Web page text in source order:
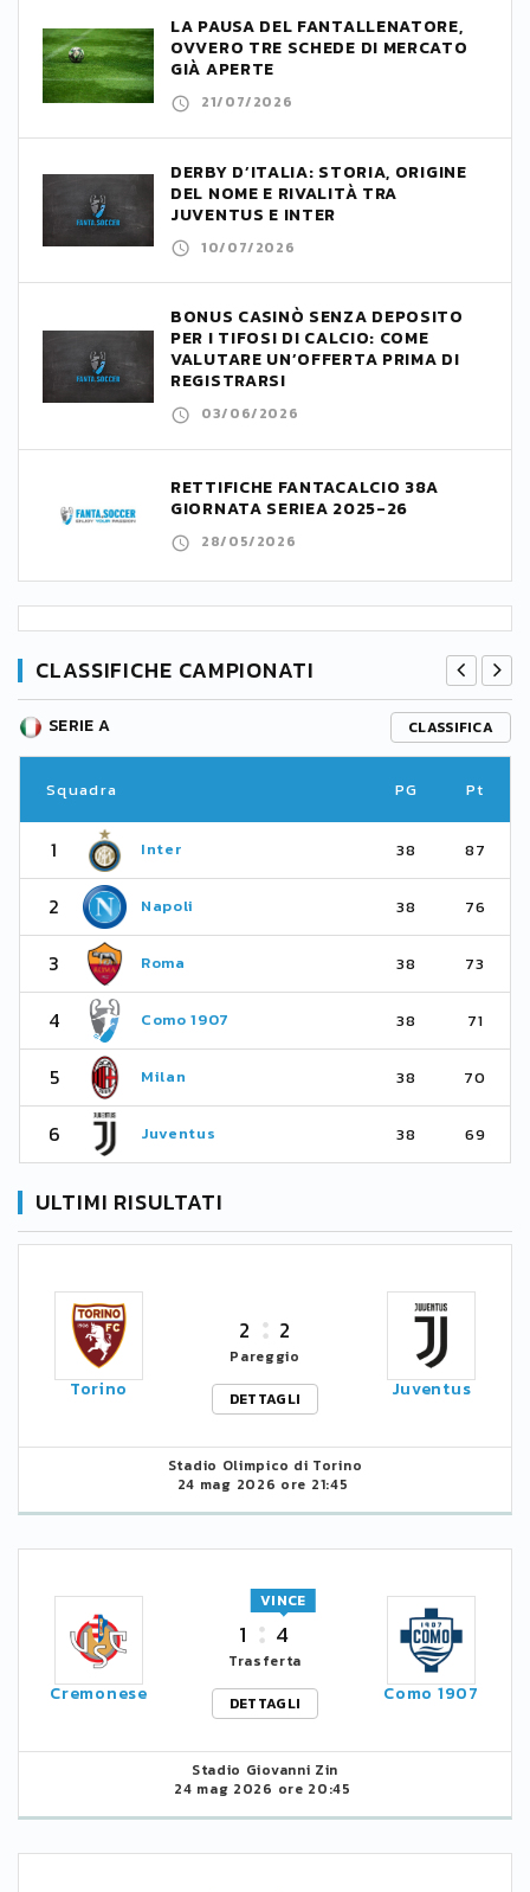
LA PAUSA DEL FANTALLENATORE,
OVVERO TRE SCHEDE DI MERCATO
GIÀ APERTE
21/07/2026
DERBY D’ITALIA: STORIA, ORIGINE
DEL NOME E RIVALITÀ TRA
JUVENTUS E INTER
10/07/2026
BONUS CASINÒ SENZA DEPOSITO
PER I TIFOSI DI CALCIO: COME
VALUTARE UN’OFFERTA PRIMA DI
REGISTRARSI
03/06/2026
RETTIFICHE FANTACALCIO 38A
GIORNATA SERIEA 2025-26
28/05/2026
CLASSIFICHE CAMPIONATI
SERIE A CLASSIFICA
Squadra PG Pt
1 Inter 38 87
2 Napoli 38 76
3 Roma 38 73
4 Como 1907 38 71
5 Milan 38 70
6 Juventus 38 69
ULTIMI RISULTATI
Torino
2 2
Pareggio
DETTAGLI
Juventus
Stadio Olimpico di Torino
24 mag 2026 ore 21:45
Cremonese
1 4
VINCE
Trasferta
DETTAGLI
Como 1907
Stadio Giovanni Zin
24 mag 2026 ore 20:45